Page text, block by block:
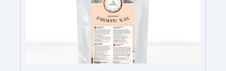
przez siebie pojemnika lub formy do świec.
Dzięki samoprzylepnej podstawce na dole
knotu, po umieszczeniu go, pozostanie on na
miejscu, zapewniając idealną świecę. Nasza
gama LITELINE jest kompatybilna z każdym
rodzajem wosku: parafiną, soją, woskiem